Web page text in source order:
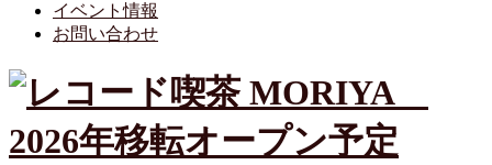
イベント情報
お問い合わせ